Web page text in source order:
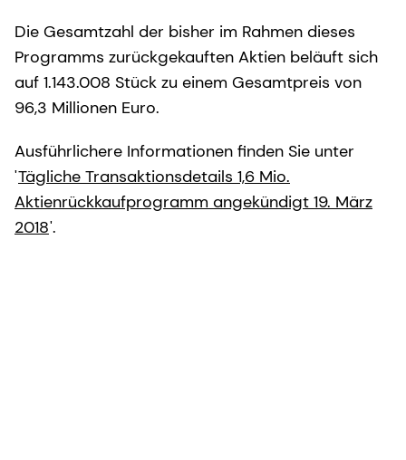
Die Gesamtzahl der bisher im Rahmen dieses
Programms zurückgekauften Aktien beläuft sich
auf 1.143.008 Stück zu einem Gesamtpreis von
96,3 Millionen Euro.
Ausführlichere Informationen finden Sie unter
'Tägliche Transaktionsdetails 1,6 Mio.
Aktienrückkaufprogramm angekündigt 19. März
2018'.